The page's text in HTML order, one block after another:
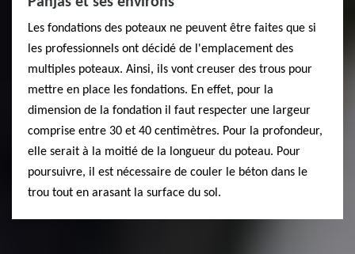
Les fondations des poteaux ne peuvent être faites que si
les professionnels ont décidé de l'emplacement des
multiples poteaux. Ainsi, ils vont creuser des trous pour
mettre en place les fondations. En effet, pour la
dimension de la fondation il faut respecter une largeur
comprise entre 30 et 40 centimètres. Pour la profondeur,
elle serait à la moitié de la longueur du poteau. Pour
poursuivre, il est nécessaire de couler le béton dans le
trou tout en arasant la surface du sol.